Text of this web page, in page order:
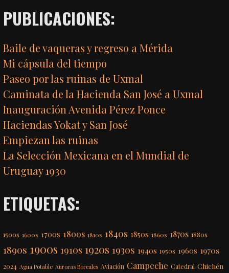
PUBLICACIONES:
Baile de vaqueras y regreso a Mérida
Mi cápsula del tiempo
Paseo por las ruinas de Uxmal
Caminata de la Hacienda San José a Uxmal
Inauguración Avenida Pérez Ponce
Haciendas Yokat y San José
Empiezan las ruinas
La Selección Mexicana en el Mundial de
Uruguay 1930
ETIQUETAS:
1500s 1600s 1700s 1800s 1810s 1840s 1850s 1860s 1870s 1880s
1890s 1900s 1910s 1920s 1930s 1940s 1950s 1960s 1970s
2024 Agua Potable Auroras Boreales Aviación Campeche Catedral Chichén